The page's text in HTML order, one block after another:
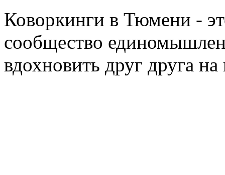
Коворкинги в Тюмени -
сообщество
вдохновить друг друга